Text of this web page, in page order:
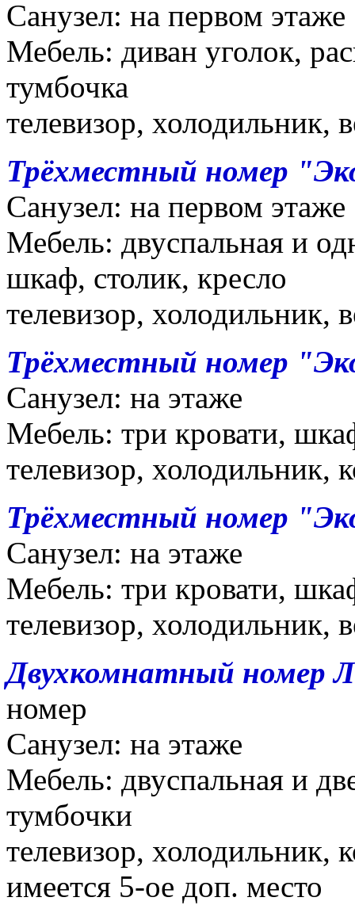
Санузел: на первом этаже
Мебель: диван уголок,
тумбочка
телевизор, холодильник,
Трёхместный номер
Санузел: на первом этаже
Мебель: двуспальная и
шкаф, столик, кресло
телевизор, холодильник,
Трёхместный номер
Санузел: на этаже
Мебель: три кровати,
телевизор, холодильник,
Трёхместный номер
Санузел: на этаже
Мебель: три кровати,
телевизор, холодильник,
Двухкомнатный номер
номер
Санузел: на этаже
Мебель: двуспальная и
тумбочки
телевизор, холодильник,
имеется 5-ое доп. место